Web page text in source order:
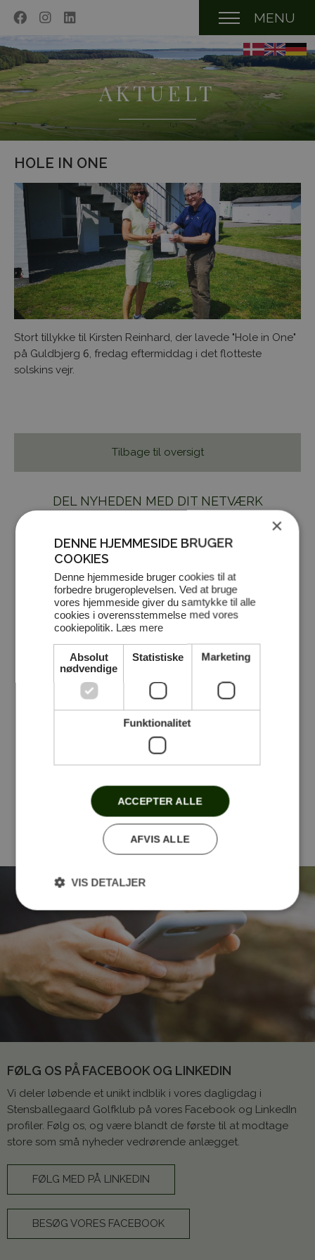
MENU
AKTUELT
HOLE IN ONE
Stort tillykke til Kirsten Reinhard, der lavede "Hole in One"
på Guldbjerg 6, fredag eftermiddag i det flotteste
solskins vejr.
Tilbage til oversigt
DEL NYHEDEN MED DIT NETVÆRK
Stensballegaard Golfklub
Du skal give dit samtykke til
marketing cookies for at se dette
Klik her for at forny samtykke
FØLG OS PÅ FACEBOOK OG LINKEDIN
Vi deler løbende et unikt indblik i vores dagligdag i
Stensballegaard Golfklub på vores Facebook og LinkedIn
profiler. Følg os, og være blandt de første til at modtage
store som små nyheder vedrørende anlægget.
FØLG MED PÅ LINKEDIN
BESØG VORES FACEBOOK
×
DENNE HJEMMESIDE BRUGER
COOKIES
Denne hjemmeside bruger cookies til at
forbedre brugeroplevelsen. Ved at bruge
vores hjemmeside giver du samtykke til alle
cookies i overensstemmelse med vores
cookiepolitik. Læs mere
Absolut
nødvendige
Statistiske Marketing
Funktionalitet
ACCEPTER ALLE
AFVIS ALLE
VIS DETALJER